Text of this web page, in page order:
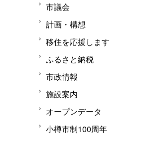
市議会
計画・構想
移住を応援します
ふるさと納税
市政情報
施設案内
オープンデータ
小樽市制100周年